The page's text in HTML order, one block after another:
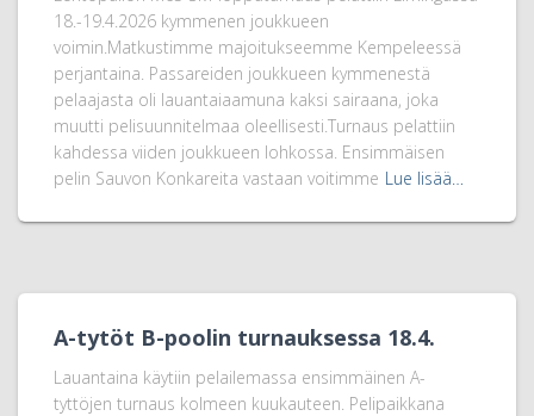
18.-19.4.2026 kymmenen joukkueen
voimin.Matkustimme majoitukseemme Kempeleessä
perjantaina. Passareiden joukkueen kymmenestä
pelaajasta oli lauantaiaamuna kaksi sairaana, joka
muutti pelisuunnitelmaa oleellisesti.Turnaus pelattiin
kahdessa viiden joukkueen lohkossa. Ensimmäisen
pelin Sauvon Konkareita vastaan voitimme Lue lisää…
A-tytöt B-poolin turnauksessa 18.4.
Lauantaina käytiin pelailemassa ensimmäinen A-
tyttöjen turnaus kolmeen kuukauteen. Pelipaikkana